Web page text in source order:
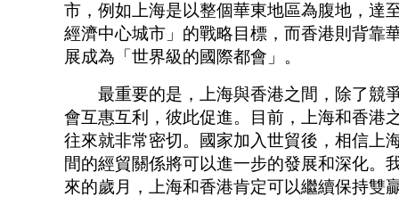
市，例如上海是以整個華東地區為腹地，達
經濟中心城市」的戰略目標，而香港則背靠
展成為「世界級的國際都會」。
最重要的是，上海與香港之間，除了競
會互惠互利，彼此促進。目前，上海和香港
往來就非常密切。國家加入世貿後，相信上
間的經貿關係將可以進一步的發展和深化。
來的歲月，上海和香港肯定可以繼續保持雙